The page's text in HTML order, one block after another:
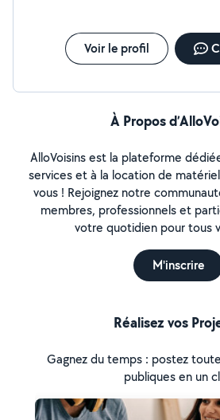
Voir le profil
À Propos
AlloVoisins est la plateforme
services et à la location de
vous ! Rejoignez notre
membres, professionnels et
votre quotidien pour tous
M'inscrire
Réalisez vos
Gagnez du temps : postez
publiques en un